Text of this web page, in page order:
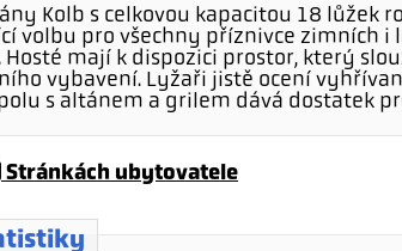
Kolb s celkovou kapacitou 18 lůžek
volbu pro všechny příznivce zimních
mají k dispozici prostor, který
vybavení. Lyžaři jistě ocení
s altánem a grilem dává dostatek
Stránkách ubytovatele